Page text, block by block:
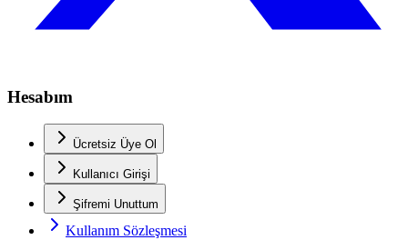
Hesabım
Ücretsiz Üye Ol
Kullanıcı Girişi
Şifremi Unuttum
Kullanım Sözleşmesi